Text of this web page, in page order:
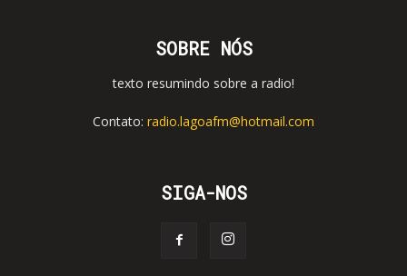
SOBRE NÓS
texto resumindo sobre a radio!
Contato: radio.lagoafm@hotmail.com
SIGA-NOS